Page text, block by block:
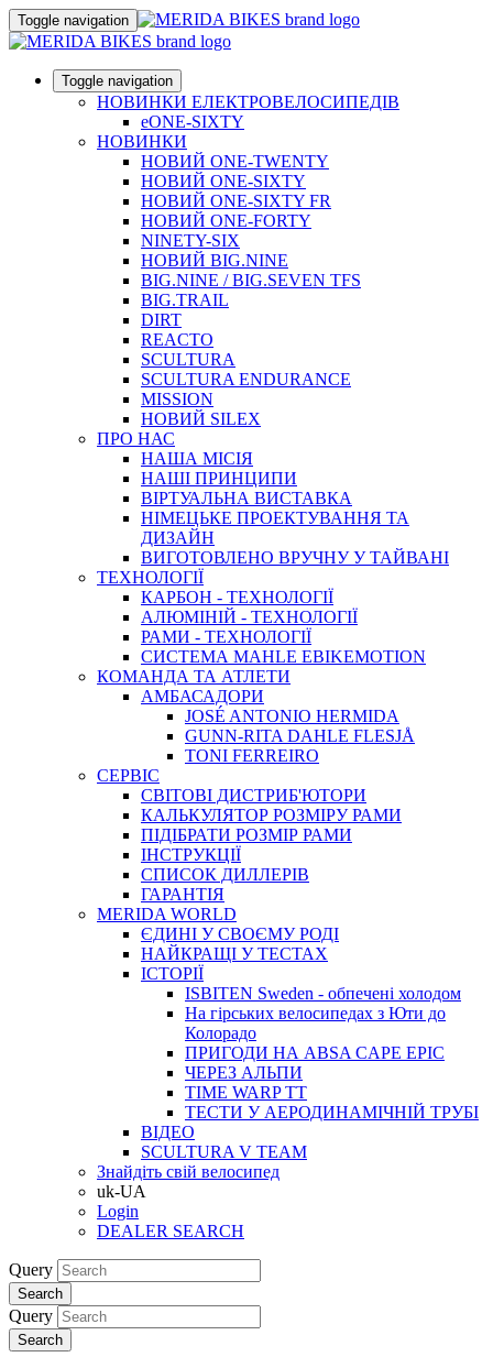
Toggle navigation
Toggle navigation
НОВИНКИ ЕЛЕКТРОВЕЛОСИПЕДІВ
eONE-SIXTY
НОВИНКИ
НОВИЙ ONE-TWENTY
НОВИЙ ONE-SIXTY
НОВИЙ ONE-SIXTY FR
НОВИЙ ONE-FORTY
NINETY-SIX
НОВИЙ BIG.NINE
BIG.NINE / BIG.SEVEN TFS
BIG.TRAIL
DIRT
REACTO
SCULTURA
SCULTURA ENDURANCE
MISSION
НОВИЙ SILEX
ПРО НАС
НАША МICIЯ
НАШI ПРИНЦИПИ
ВIРТУАЛЬНА ВИСТАВКА
НІМЕЦЬКЕ ПРОЕКТУВАННЯ ТА
ДИЗАЙН
ВИГОТОВЛЕНО ВРУЧНУ У ТАЙВАНІ
ТЕХНОЛОГІЇ
КАРБОН - ТЕХНОЛОГІЇ
АЛЮМІНІЙ - ТЕХНОЛОГІЇ
РАМИ - ТЕХНОЛОГІЇ
СИСТЕМА MAHLE EBIKEMOTION
КОМАНДА ТА АТЛЕТИ
АМБАСАДОРИ
JOSÉ ANTONIO HERMIDA
GUNN-RITA DAHLE FLESJÅ
TONI FERREIRO
СЕРВІС
СВІТОВІ ДИСТРИБ'ЮТОРИ
КАЛЬКУЛЯТОР РОЗМIРУ РАМИ
ПІДІБРАТИ РОЗМІР РАМИ
IНСТРУКЦIЇ
СПИСОК ДИЛЛЕРІВ
ГАРАНТIЯ
MERIDA WORLD
ЄДИНI У СВОЄМУ РОДI
НАЙКРАЩІ У ТЕСТАХ
ІСТОРІЇ
ISBITEN Sweden - обпечені холодом
На гірських велосипедах з Юти до
Колорадо
ПРИГОДИ НА ABSA CAPE EPIC
ЧЕРЕЗ АЛЬПИ
TIME WARP TT
ТЕСТИ У АЕРОДИНАМІЧНІЙ ТРУБІ
ВІДЕО
SCULTURA V TEAM
Знайдіть свій велосипед
uk-UA
Login
DEALER SEARCH
Query
Search
Query
Search